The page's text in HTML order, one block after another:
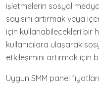
işletmelerin sosyal
sayısını artırmak veya
için kullanabilecekleri bir
kullanıcılara ulaşarak
etkileşimini artırmak için
Uygun SMM panel